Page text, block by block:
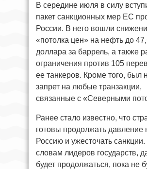
В середине июля в силу
пакет санкционных мер ЕС
России. В него вошли
«потолка цен» на нефть до
доллара за баррель, а также
ограничения против 105
ее танкеров. Кроме того, был
запрет на любые транзакции,
связанные с «Северными
Ранее стало известно, что
готовы продолжать давление
Россию и ужесточать
словам лидеров государств,
будет продолжаться, пока не